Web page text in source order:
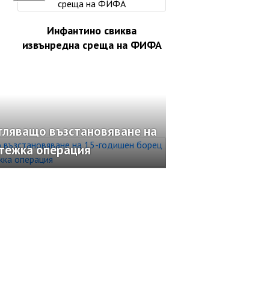
Инфантино свиква
извънредна среща на ФИФА
възстановяване на
операция